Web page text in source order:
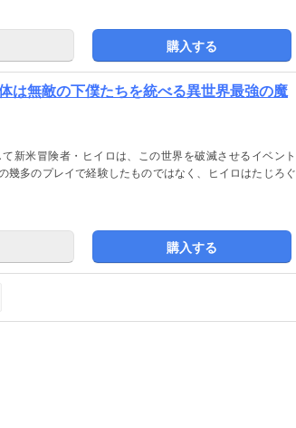
購入する
は無敵の下僕たちを統べる異世界最強の魔
新米冒険者・ヒイロは、この世界を破滅させるイベント
幾多のプレイで経験したものではなく、ヒイロはたじろぐ
購入する